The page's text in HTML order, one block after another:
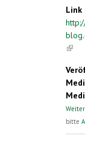
Link
(link
bitte